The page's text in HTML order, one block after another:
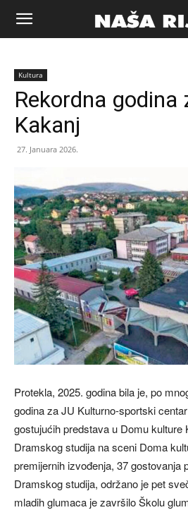
Naša
riječ
Kultura
Rekordna godina
Kakanj
27. Januara 2026.
Protekla, 2025. godina bila je, po
godina za JU Kulturno-sportski
gostujućih predstava u Domu kulture
Dramskog studija na sceni Doma
premijernih izvođenja, 37 gostovanja
Dramskog studija, održano je pet
mladih glumaca je završilo Školu